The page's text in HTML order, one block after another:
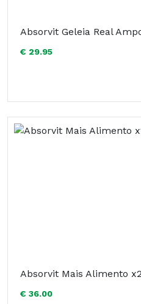
Absorvit Geleia Real
€ 29.95
Absorvit Mais Alimento
€ 36.00